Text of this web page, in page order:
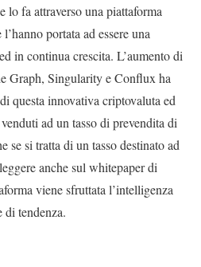
lo fa attraverso una piattaforma
portata ad essere una
in continua crescita. L’aumento di
Graph, Singularity e Conflux ha
questa innovativa criptovaluta ed
ad un tasso di prevendita di
se si tratta di un tasso destinato ad
anche sul whitepaper di
viene sfruttata l’intelligenza
di tendenza.